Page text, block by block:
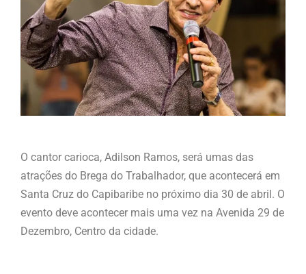
O cantor carioca, Adilson Ramos, será umas das
atrações do Brega do Trabalhador, que acontecerá em
Santa Cruz do Capibaribe no próximo dia 30 de abril. O
evento deve acontecer mais uma vez na Avenida 29 de
Dezembro, Centro da cidade.